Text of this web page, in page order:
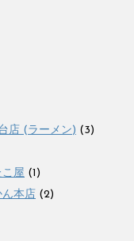
店 (ラーメン) (3)
こ屋 (1)
ん本店 (2)